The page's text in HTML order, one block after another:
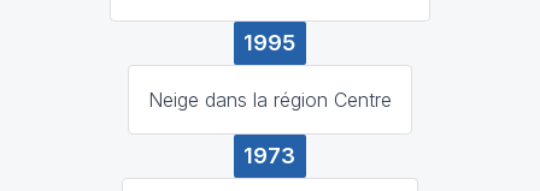
1995
Neige dans la région Centre
1973